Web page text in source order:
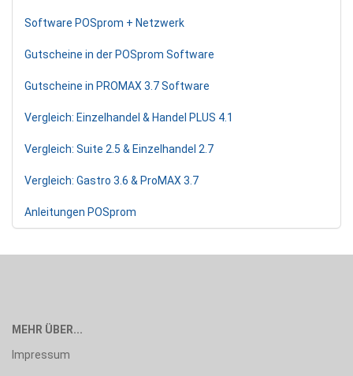
Software POSprom + Netzwerk
Gutscheine in der POSprom Software
Gutscheine in PROMAX 3.7 Software
Vergleich: Einzelhandel & Handel PLUS 4.1
Vergleich: Suite 2.5 & Einzelhandel 2.7
Vergleich: Gastro 3.6 & ProMAX 3.7
Anleitungen POSprom
MEHR ÜBER...
Impressum